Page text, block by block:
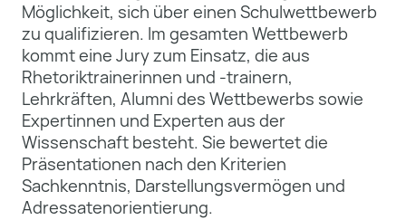
Möglichkeit, sich über einen Schulwettbewerb
zu qualifizieren. Im gesamten Wettbewerb
kommt eine Jury zum Einsatz, die aus
Rhetoriktrainerinnen und -trainern,
Lehrkräften, Alumni des Wettbewerbs sowie
Expertinnen und Experten aus der
Wissenschaft besteht. Sie bewertet die
Präsentationen nach den Kriterien
Sachkenntnis, Darstellungsvermögen und
Adressatenorientierung.